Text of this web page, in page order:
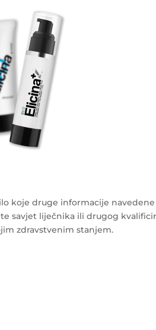
koje druge informacije
savjet liječnika ili drugog
zdravstvenim stanjem.